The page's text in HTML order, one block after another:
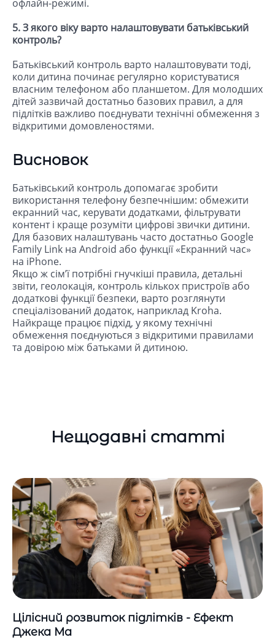
офлайн-режимі.
5. З якого віку варто налаштовувати батьківський
контроль?
Батьківський контроль варто налаштовувати тоді,
коли дитина починає регулярно користуватися
власним телефоном або планшетом. Для молодших
дітей зазвичай достатньо базових правил, а для
підлітків важливо поєднувати технічні обмеження з
відкритими домовленостями.
Висновок
Батьківський контроль допомагає зробити
використання телефону безпечнішим: обмежити
екранний час, керувати додатками, фільтрувати
контент і краще розуміти цифрові звички дитини.
Для базових налаштувань часто достатньо Google
Family Link на Android або функції «Екранний час»
на iPhone.
Якщо ж сім’ї потрібні гнучкіші правила, детальні
звіти, геолокація, контроль кількох пристроїв або
додаткові функції безпеки, варто розглянути
спеціалізований додаток, наприклад Kroha.
Найкраще працює підхід, у якому технічні
обмеження поєднуються з відкритими правилами
та довірою між батьками й дитиною.
Нещодавні статті
Цілісний розвиток підлітків - Ефект
Джека Ма